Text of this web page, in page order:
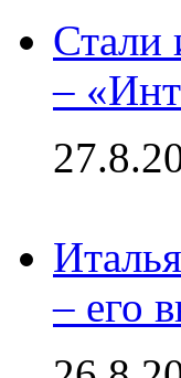
Стали
–
– его